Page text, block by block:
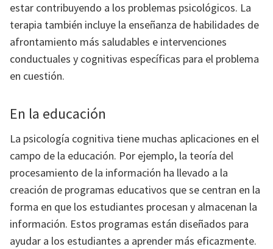
estar contribuyendo a los problemas psicológicos. La
terapia también incluye la enseñanza de habilidades de
afrontamiento más saludables e intervenciones
conductuales y cognitivas específicas para el problema
en cuestión.
En la educación
La psicología cognitiva tiene muchas aplicaciones en el
campo de la educación. Por ejemplo, la teoría del
procesamiento de la información ha llevado a la
creación de programas educativos que se centran en la
forma en que los estudiantes procesan y almacenan la
información. Estos programas están diseñados para
ayudar a los estudiantes a aprender más eficazmente.